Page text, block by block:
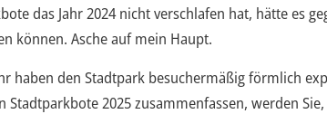
das Jahr 2024 nicht verschlafen hat, hätte es
können. Asche auf mein Haupt.
haben den Stadtpark besuchermäßig förmlich
2025 zusammenfassen, werden